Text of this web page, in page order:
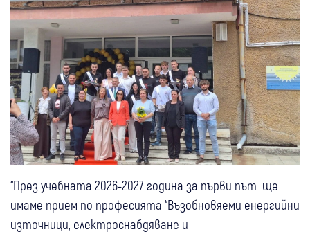
“През учебната 2026-2027 година за първи път ще
имаме прием по професията “Възобновяеми енергийни
източници, електроснабдяване и